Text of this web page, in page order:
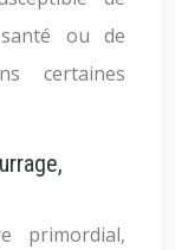
ou de
certaines
primordial,